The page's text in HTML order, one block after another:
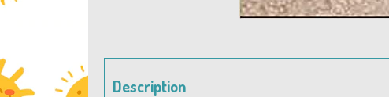
Description